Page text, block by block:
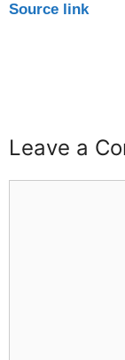
Source link
Leave a